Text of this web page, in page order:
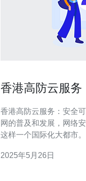
香港高防云服务
香港高防云服务：安全可靠
网的普及和发展，网络
这样一个国际化大都市
网络防护解决方案。 高防云服务是一种基于云计算技术的
2025年5月26日